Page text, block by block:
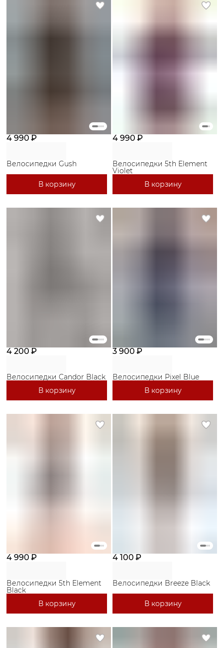
4 990 ₽
Велосипедки Gush
В корзину
4 990 ₽
Велосипедки 5th Element
Violet
В корзину
4 200 ₽
Велосипедки Candor Black
В корзину
3 900 ₽
Велосипедки Pixel Blue
В корзину
4 990 ₽
Велосипедки 5th Element
Black
В корзину
4 100 ₽
Велосипедки Breeze Black
В корзину